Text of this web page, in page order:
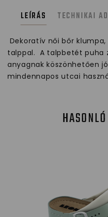
LEÍRÁS TECHNIKAI
Dekoratív női bőr
talppal. A talpbetét puha
anyagnak köszönhetően
mindennapos utcai